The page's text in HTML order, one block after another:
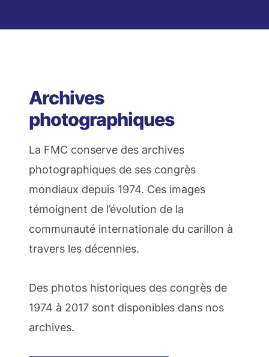
Archives
photographiques
La FMC conserve des archives
photographiques de ses congrès
mondiaux depuis 1974. Ces images
témoignent de l’évolution de la
communauté internationale du carillon à
travers les décennies.
Des photos historiques des congrès de
1974 à 2017 sont disponibles dans nos
archives.